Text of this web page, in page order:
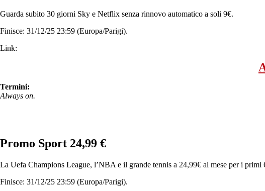
Guarda subito 30 giorni Sky e Netflix senza rinnovo automatico a soli 9€.
Finisce: 31/12/25 23:59 (Europa/Parigi).
Link:
Termini:
Always on.
Promo Sport 24,99 €
La Uefa Champions League, l’NBA e il grande tennis a 24,99€ al mese per i
Finisce: 31/12/25 23:59 (Europa/Parigi).